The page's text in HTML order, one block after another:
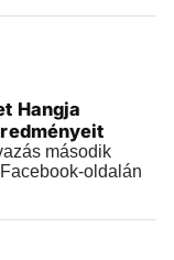
Hangja
második
oldalán